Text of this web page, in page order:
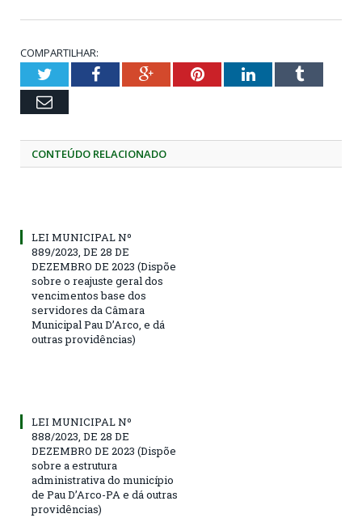
COMPARTILHAR:
TwitterFacebookGoogle+PinterestLinkedInTumblr
Email
CONTEÚDO RELACIONADO
LEI MUNICIPAL Nº
889/2023, DE 28 DE
DEZEMBRO DE 2023 (Dispõe
sobre o reajuste geral dos
vencimentos base dos
servidores da Câmara
Municipal Pau D’Arco, e dá
outras providências)
LEI MUNICIPAL Nº
888/2023, DE 28 DE
DEZEMBRO DE 2023 (Dispõe
sobre a estrutura
administrativa do município
de Pau D’Arco-PA e dá outras
providências)